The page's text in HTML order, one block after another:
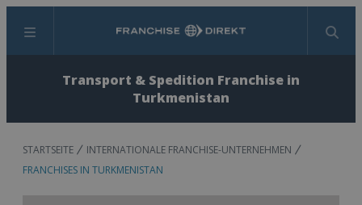
Menü Suchen
Transport & Spedition Franchise in
Turkmenistan
STARTSEITE
INTERNATIONALE FRANCHISE-UNTERNEHMEN
FRANCHISES IN TURKMENISTAN